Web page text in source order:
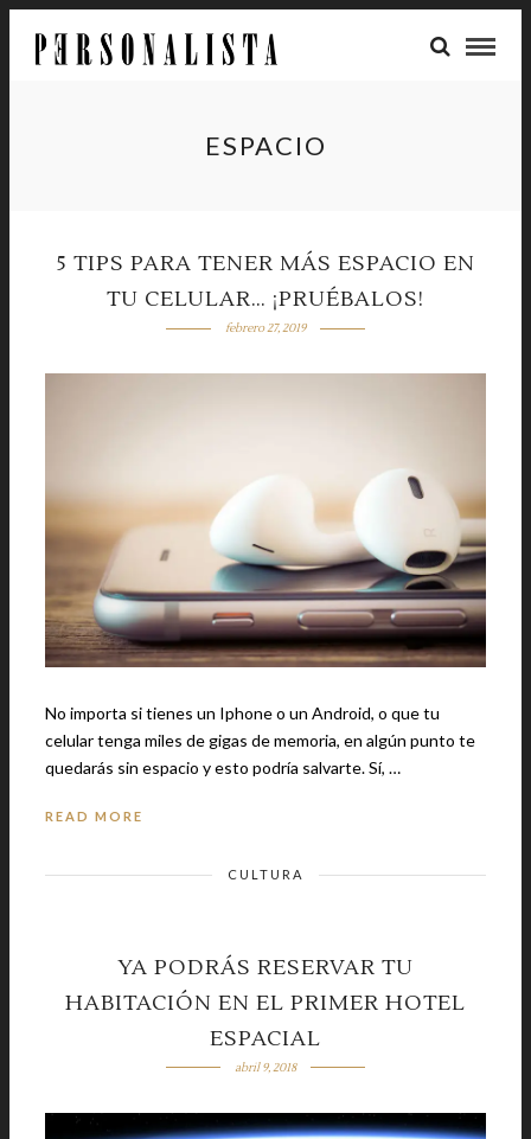
ESPACIO
5 TIPS PARA TENER MÁS ESPACIO EN
TU CELULAR… ¡PRUÉBALOS!
febrero 27, 2019
No importa si tienes un Iphone o un Android, o que tu
celular tenga miles de gigas de memoria, en algún punto te
quedarás sin espacio y esto podría salvarte. Sí, …
READ MORE
CULTURA
YA PODRÁS RESERVAR TU
HABITACIÓN EN EL PRIMER HOTEL
ESPACIAL
abril 9, 2018